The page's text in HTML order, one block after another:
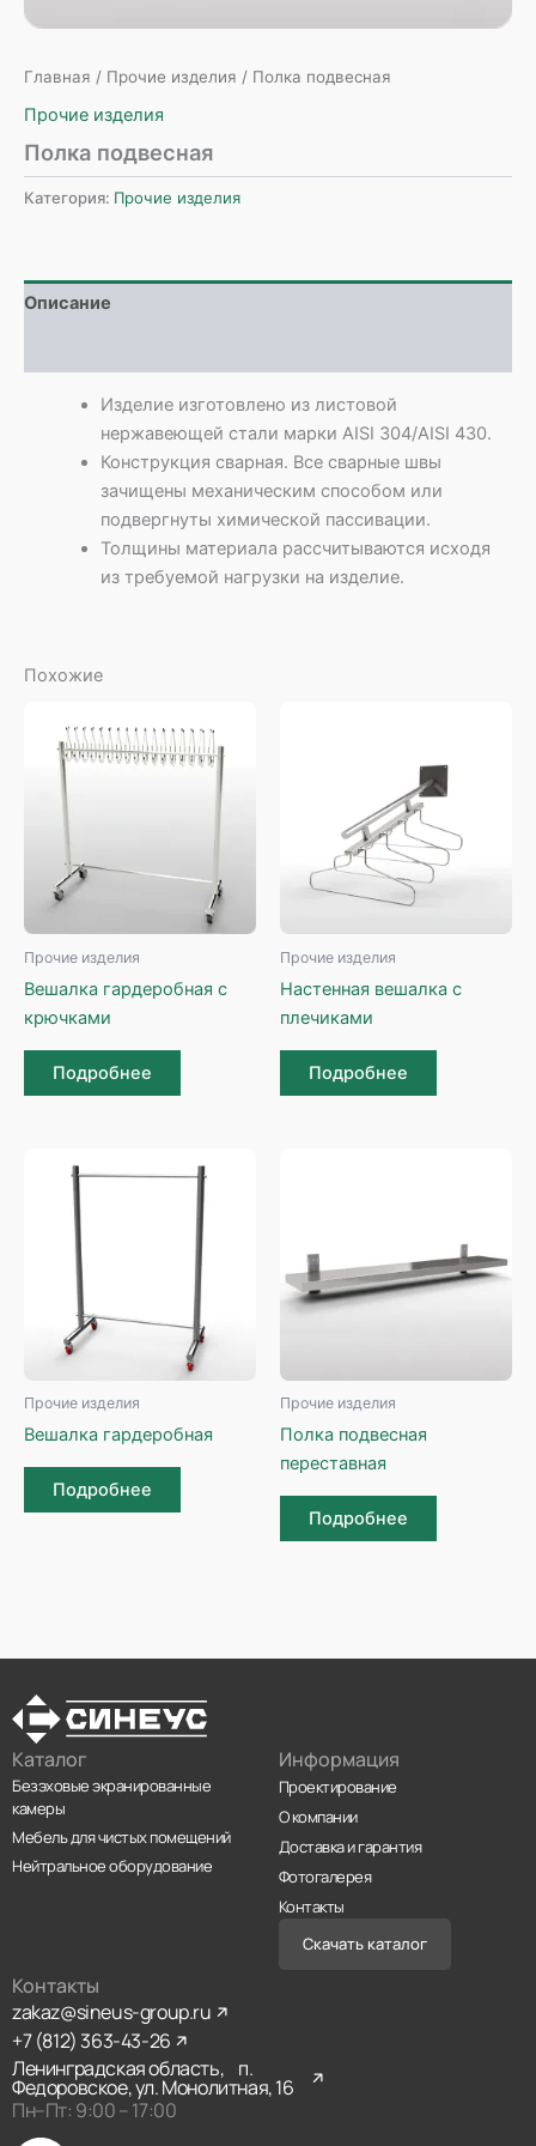
Главная / Прочие изделия / Полка подвесная
Прочие изделия
Полка подвесная
Категория: Прочие изделия
Описание
Изделие изготовлено из листовой
нержавеющей стали марки AISI 304/AISI 430.
Конструкция сварная. Все сварные швы
зачищены механическим способом или
подвергнуты химической пассивации.
Толщины материала рассчитываются исходя
из требуемой нагрузки на изделие.
Похожие
Прочие изделия
Вешалка гардеробная с
крючками
Подробнее
Прочие изделия
Настенная вешалка с
плечиками
Подробнее
Прочие изделия
Вешалка гардеробная
Подробнее
Прочие изделия
Полка подвесная
переставная
Подробнее
Каталог
Безэховые экранированные
камеры
Мебель для чистых помещений
Нейтральное оборудование
Информация
Проектирование
О компании
Доставка и гарантия
Фотогалерея
Контакты
Скачать каталог
Контакты
zakaz@sineus-group.ru
+7 (812) 363-43-26
Ленинградская область, п.
Федоровское, ул. Монолитная, 16
Пн–Пт: 9:00 – 17:00